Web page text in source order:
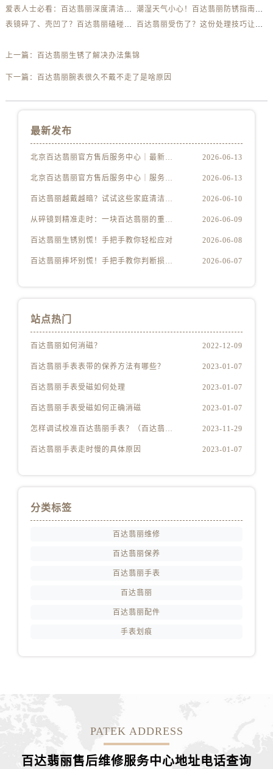
爱表人士必看：百达翡丽深度清洁与日常养护全解析
潮湿天气小心！百达翡丽防锈指南助你安心佩戴
表镜碎了、壳凹了？百达翡丽磕碰急救指南来了
百达翡丽受伤了？这份处理技巧让你省下大几千
上一篇： 百达翡丽生锈了解决办法集锦
下一篇： 百达翡丽腕表很久不戴不走了是啥原因
最新发布
北京百达翡丽官方售后服务中心｜最新电话及地址权威信息公示（2026年6月最新） 2026-06-13
北京百达翡丽官方售后服务中心｜服务热线及办公地址权威信息公示（2026年6月最新） 2026-06-13
百达翡丽越戴越暗？试试这些家庭清洁妙招 2026-06-10
从碎镜到精准走时：一块百达翡丽的重生之路 2026-06-09
百达翡丽生锈别慌！手把手教你轻松应对 2026-06-08
百达翡丽摔坏别慌！手把手教你判断损伤程度 2026-06-07
站点热门
百达翡丽如何消磁？ 2022-12-09
百达翡丽手表表带的保养方法有哪些？ 2023-01-07
百达翡丽手表受磁如何处理 2023-01-07
百达翡丽手表受磁如何正确消磁 2023-01-07
怎样调试校准百达翡丽手表？（百达翡丽手表的调试校准方法） 2023-11-29
百达翡丽手表走时慢的具体原因 2023-01-07
分类标签
百达翡丽维修
百达翡丽保养
百达翡丽手表
百达翡丽
百达翡丽配件
手表划痕
PATEK ADDRESS
百达翡丽售后维修服务中心地址电话查询